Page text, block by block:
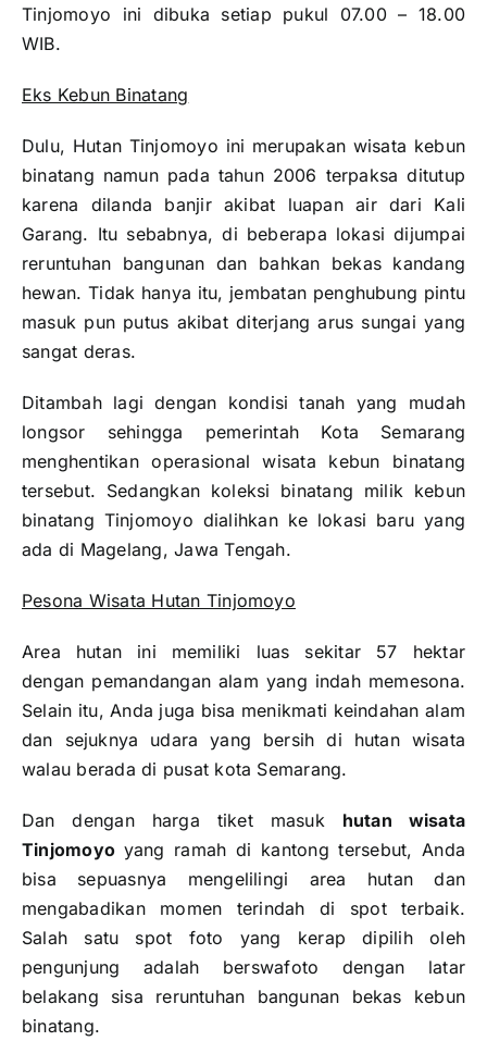
Tinjomoyo ini dibuka setiap pukul 07.00 – 18.00
WIB.
Eks Kebun Binatang
Dulu, Hutan Tinjomoyo ini merupakan wisata kebun
binatang namun pada tahun 2006 terpaksa ditutup
karena dilanda banjir akibat luapan air dari Kali
Garang. Itu sebabnya, di beberapa lokasi dijumpai
reruntuhan bangunan dan bahkan bekas kandang
hewan. Tidak hanya itu, jembatan penghubung pintu
masuk pun putus akibat diterjang arus sungai yang
sangat deras.
Ditambah lagi dengan kondisi tanah yang mudah
longsor sehingga pemerintah Kota Semarang
menghentikan operasional wisata kebun binatang
tersebut. Sedangkan koleksi binatang milik kebun
binatang Tinjomoyo dialihkan ke lokasi baru yang
ada di Magelang, Jawa Tengah.
Pesona Wisata Hutan Tinjomoyo
Area hutan ini memiliki luas sekitar 57 hektar
dengan pemandangan alam yang indah memesona.
Selain itu, Anda juga bisa menikmati keindahan alam
dan sejuknya udara yang bersih di hutan wisata
walau berada di pusat kota Semarang.
Dan dengan harga tiket masuk hutan wisata
Tinjomoyo yang ramah di kantong tersebut, Anda
bisa sepuasnya mengelilingi area hutan dan
mengabadikan momen terindah di spot terbaik.
Salah satu spot foto yang kerap dipilih oleh
pengunjung adalah berswafoto dengan latar
belakang sisa reruntuhan bangunan bekas kebun
binatang.